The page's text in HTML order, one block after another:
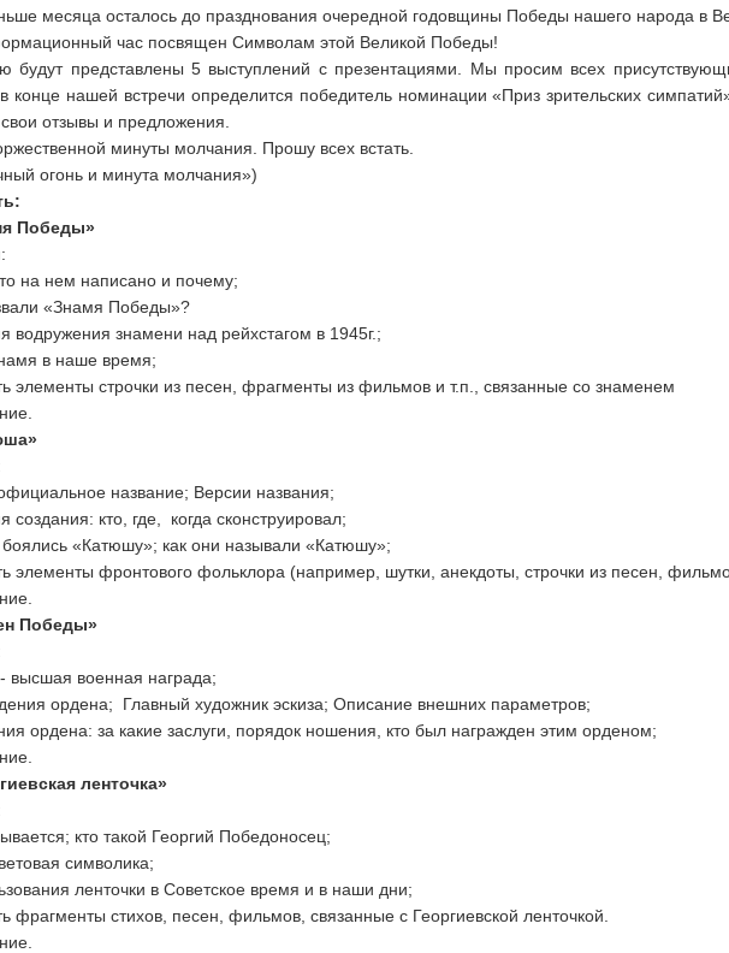
месяца осталось до празднования очередной годовщины Победы нашего народа в
час посвящен Символам этой Великой Победы!
будут представлены 5 выступлений с презентациями. Мы просим всех
конце нашей встречи определится победитель номинации «Приз зрительских
отзывы и предложения.
минуты молчания. Прошу всех встать.
огонь и минута молчания»)
Победы»
на нем написано и почему;
«Знамя Победы»?
водружения знамени над рейхстагом в 1945г.;
в наше время;
элементы строчки из песен, фрагменты из фильмов и т.п., связанные со знаменем
название; Версии названия;
создания: кто, где, когда сконструировал;
«Катюшу»; как они называли «Катюшу»;
элементы фронтового фольклора (например, шутки, анекдоты, строчки из песен,
Победы»
высшая военная награда;
ордена; Главный художник эскиза; Описание внешних параметров;
ордена: за какие заслуги, порядок ношения, кто был награжден этим орденом;
ленточка»
кто такой Георгий Победоносец;
символика;
ленточки в Советское время и в наши дни;
фрагменты стихов, песен, фильмов, связанные с Георгиевской ленточкой.